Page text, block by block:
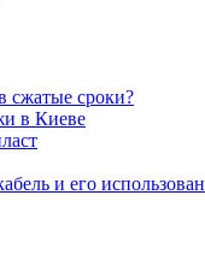
сжатые сроки?
в Киеве
и его